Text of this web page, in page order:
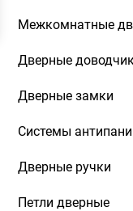
Межкомнатные
Дверные
Дверные замки
Системы
Дверные ручки
Петли дверные